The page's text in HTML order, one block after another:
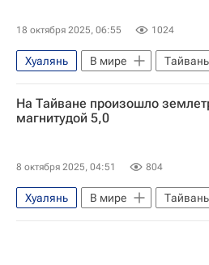
18 октября 2025, 06:55 1024
Хуалянь В мире
Тайвань
На Тайване произошло
магнитудой 5,0
8 октября 2025, 04:51 804
Хуалянь В мире Тайвань